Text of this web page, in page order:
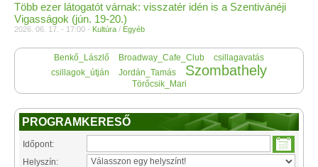
Több ezer látogatót várnak: visszatér idén is a Szentivánéji
Vigasságok (jún. 19-20.)
2026. 06. 17. - 17:00 - Kultúra / Egyéb
Benkő_Lászlő Broadway_Cafe_Club
csillagavatás
csillagok_útján
Jordán_Tamás Szombathely
Törőcsik_Mari
PROGRAMKERESŐ
Időpont:
Helyszín: